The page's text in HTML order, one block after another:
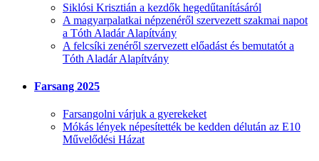
Siklósi Krisztián a kezdők hegedűtanításáról
A magyarpalatkai népzenéről szervezett szakmai napot
a Tóth Aladár Alapítvány
A felcsíki zenéről szervezett előadást és bemutatót a
Tóth Aladár Alapítvány
Farsang 2025
Farsangolni várjuk a gyerekeket
Mókás lények népesítették be kedden délután az E10
Művelődési Házat